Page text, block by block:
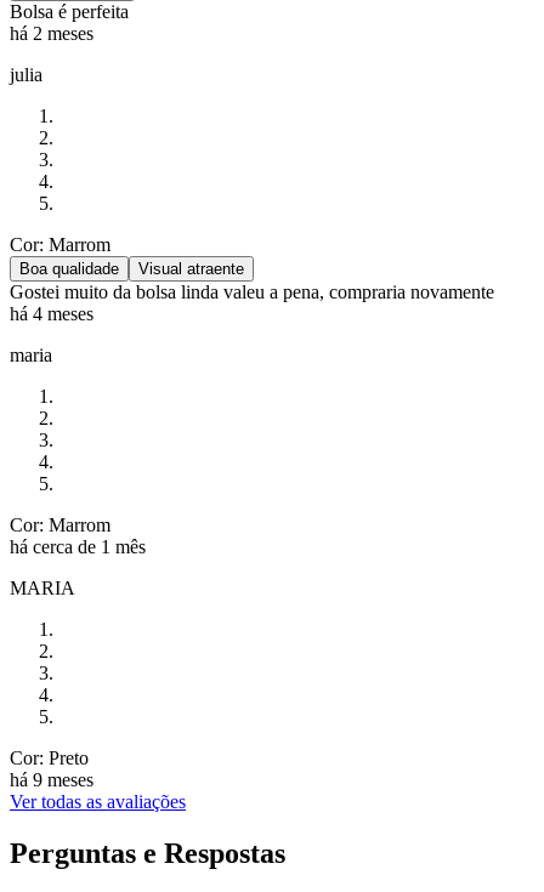
Bolsa é perfeita
há 2 meses
julia
Cor: Marrom
Boa qualidade Visual atraente
Gostei muito da bolsa linda valeu a pena, compraria novamente
há 4 meses
maria
Cor: Marrom
há cerca de 1 mês
MARIA
Cor: Preto
há 9 meses
Ver todas as avaliações
Perguntas e Respostas